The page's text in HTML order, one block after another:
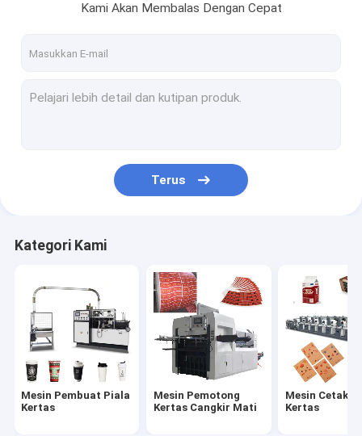
Mesin Kotak Makan Siang Kertas
Mesin Pengemasan Cangkir Kertas
Mesin Pembuat Piring Kertas
Mesin Pemotong Kertas
Mesin Tutup Piala
Bahan Baku Piala Kertas
Kami Akan Membalas Dengan Cepat
Terus
Kategori Kami
Mesin Pembuat Piala
Kertas
Mesin Pemotong
Kertas Cangkir Mati
Mesin Cetak
Kertas